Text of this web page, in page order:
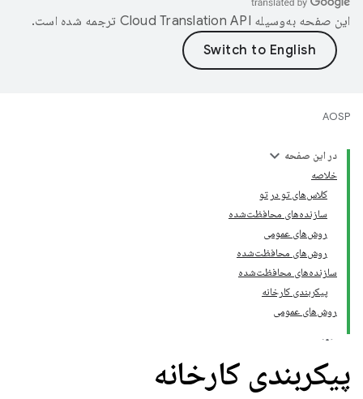
این صفحه به‌وسیله ترجمه شده است.
AOSP
در این صفحه
خلاصه
کلاس‌های تو در تو
سازنده‌های محافظت‌شده
روش‌های عمومی
روش‌های محافظت‌شده
سازنده‌های محافظت‌شده
پیکربندی کارخانه
روش‌های عمومی
پیکربندی کارخانه